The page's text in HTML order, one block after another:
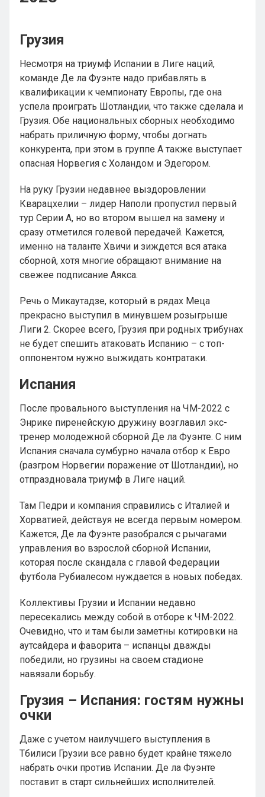
Грузия
Несмотря на триумф Испании в Лиге наций,
команде Де ла Фуэнте надо прибавлять в
квалификации к чемпионату Европы, где она
успела проиграть Шотландии, что также сделала и
Грузия. Обе национальных сборных необходимо
набрать приличную форму, чтобы догнать
конкурента, при этом в группе A также выступает
опасная Норвегия с Холандом и Эдегором.
На руку Грузии недавнее выздоровлении
Кварацхелии – лидер Наполи пропустил первый
тур Серии А, но во втором вышел на замену и
сразу отметился голевой передачей. Кажется,
именно на таланте Хвичи и зиждется вся атака
сборной, хотя многие обращают внимание на
свежее подписание Аякса.
Речь о Микаутадзе, который в рядах Меца
прекрасно выступил в минувшем розыгрыше
Лиги 2. Скорее всего, Грузия при родных трибунах
не будет спешить атаковать Испанию – с топ-
оппонентом нужно выжидать контратаки.
Испания
После провального выступления на ЧМ-2022 с
Энрике пиренейскую дружину возглавил экс-
тренер молодежной сборной Де ла Фуэнте. С ним
Испания сначала сумбурно начала отбор к Евро
(разгром Норвегии поражение от Шотландии), но
отпраздновала триумф в Лиге наций.
Там Педри и компания справились с Италией и
Хорватией, действуя не всегда первым номером.
Кажется, Де ла Фуэнте разобрался с рычагами
управления во взрослой сборной Испании,
которая после скандала с главой Федерации
футбола Рубиалесом нуждается в новых победах.
Коллективы Грузии и Испании недавно
пересекались между собой в отборе к ЧМ-2022.
Очевидно, что и там были заметны котировки на
аутсайдера и фаворита – испанцы дважды
победили, но грузины на своем стадионе
навязали борьбу.
Грузия – Испания: гостям нужны
очки
Даже с учетом наилучшего выступления в
Тбилиси Грузии все равно будет крайне тяжело
набрать очки против Испании. Де ла Фуэнте
поставит в старт сильнейших исполнителей.